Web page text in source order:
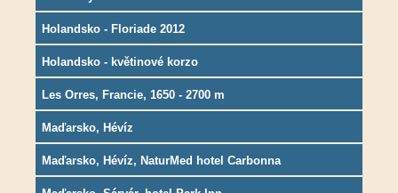
Holandsko - Floriade 2012
Holandsko - květinové korzo
Les Orres, Francie, 1650 - 2700 m
Maďarsko, Hévíz
Maďarsko, Hévíz, NaturMed hotel Carbonna